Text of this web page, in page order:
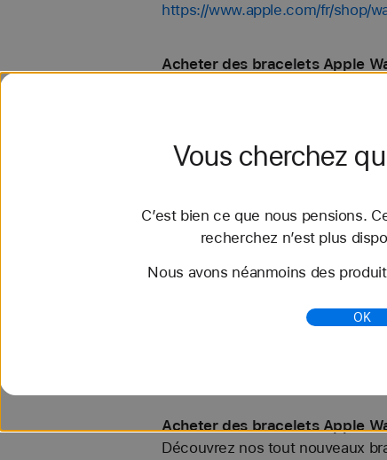
https://www.apple.com/fr/shop/
Acheter des bracelets Apple
Découvrez nos tout nouveaux
Découvrez nos tout nouveaux
couleurs, de matières et de
https://www.apple.com/fr/shop/
Acheter des bracelets Apple
Découvrez nos tout nouveaux
Acheter des bracelets Apple
Découvrez nos tout nouveaux
Vous cherchez
C’est bien ce que nous pensions.
recherchez n’est plus
Nous avons néanmoins des
OK